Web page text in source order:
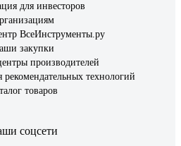
для инвесторов
ВсеИнструменты.ру
закупки
производителей
технологий
товаров
соцсети